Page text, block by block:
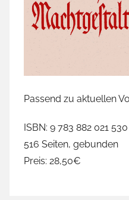
Passend zu aktuellen
ISBN: 9 783 882 021 530
516 Seiten, gebunden
Preis: 28,50€